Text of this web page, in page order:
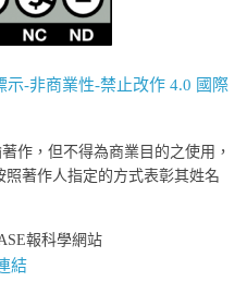
示-非商業性-禁止改作 4.0 國際
作，但不得為商業目的之使用，
著作人指定的方式表彰其姓名
報科學網站
結